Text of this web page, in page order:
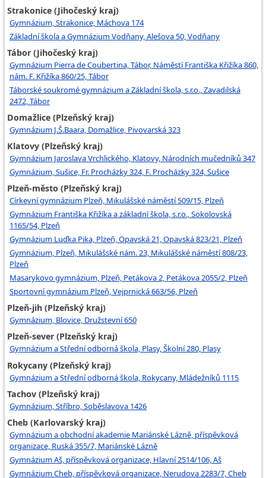
Strakonice (Jihočeský kraj)
Gymnázium, Strakonice, Máchova 174
Základní škola a Gymnázium Vodňany, Alešova 50, Vodňany
Tábor (Jihočeský kraj)
Gymnázium Pierra de Coubertina, Tábor, Náměstí Františka Křižíka 860,
nám. F. Křižíka 860/25, Tábor
Táborské soukromé gymnázium a Základní škola, s.r.o., Zavadilská
2472, Tábor
Domažlice (Plzeňský kraj)
Gymnázium J.Š.Baara, Domažlice, Pivovarská 323
Klatovy (Plzeňský kraj)
Gymnázium Jaroslava Vrchlického, Klatovy, Národních mučedníků 347
Gymnázium, Sušice, Fr. Procházky 324, F. Procházky 324, Sušice
Plzeň-město (Plzeňský kraj)
Církevní gymnázium Plzeň, Mikulášské náměstí 509/15, Plzeň
Gymnázium Františka Křižíka a základní škola, s.r.o., Sokolovská
1165/54, Plzeň
Gymnázium Luďka Pika, Plzeň, Opavská 21, Opavská 823/21, Plzeň
Gymnázium, Plzeň, Mikulášské nám. 23, Mikulášské náměstí 808/23,
Plzeň
Masarykovo gymnázium, Plzeň, Petákova 2, Petákova 2055/2, Plzeň
Sportovní gymnázium Plzeň, Vejprnická 663/56, Plzeň
Plzeň-jih (Plzeňský kraj)
Gymnázium, Blovice, Družstevní 650
Plzeň-sever (Plzeňský kraj)
Gymnázium a Střední odborná škola, Plasy, Školní 280, Plasy
Rokycany (Plzeňský kraj)
Gymnázium a Střední odborná škola, Rokycany, Mládežníků 1115
Tachov (Plzeňský kraj)
Gymnázium, Stříbro, Soběslavova 1426
Cheb (Karlovarský kraj)
Gymnázium a obchodní akademie Mariánské Lázně, příspěvková
organizace, Ruská 355/7, Mariánské Lázně
Gymnázium Aš, příspěvková organizace, Hlavní 2514/106, Aš
Gymnázium Cheb, příspěvková organizace, Nerudova 2283/7, Cheb